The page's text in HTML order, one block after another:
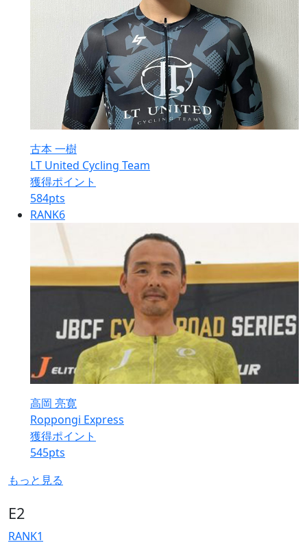
古本 一樹
LT United Cycling Team
獲得ポイント
584pts
RANK6
高岡 亮寛
Roppongi Express
獲得ポイント
545pts
もっと見る
E2
RANK1